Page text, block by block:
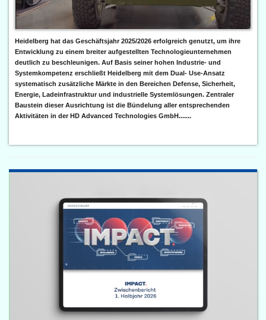
Heidelberg hat das Geschäftsjahr 2025/2026 erfolgreich genutzt, um ihre
Entwicklung zu einem breiter aufgestellten Technologieunternehmen
deutlich zu beschleunigen. Auf Basis seiner hohen Industrie- und
Systemkompetenz erschließt Heidelberg mit dem Dual- Use-Ansatz
systematisch zusätzliche Märkte in den Bereichen Defense, Sicherheit,
Energie, Ladeinfrastruktur und industrielle Systemlösungen. Zentraler
Baustein dieser Ausrichtung ist die Bündelung aller entsprechenden
Aktivitäten in der HD Advanced Technologies GmbH.......